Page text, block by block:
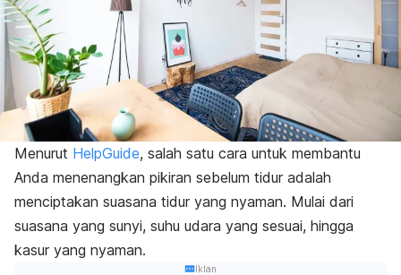
Menurut HelpGuide, salah satu cara untuk membantu
Anda menenangkan pikiran sebelum tidur adalah
menciptakan suasana tidur yang nyaman. Mulai dari
suasana yang sunyi, suhu udara yang sesuai, hingga
kasur yang nyaman.
Iklan